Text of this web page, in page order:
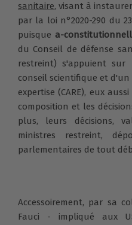
sanitaire, visant à
par la loi n°2020-290 du
puisque a-
du Conseil de défense
restreint) s'appuient sur
conseil scientifique et
expertise (CARE), eux
composition et les
plus, leurs décisions,
ministres restreint,
parlementaires de tout
Accessoirement, par sa
Fauci - impliqué aux